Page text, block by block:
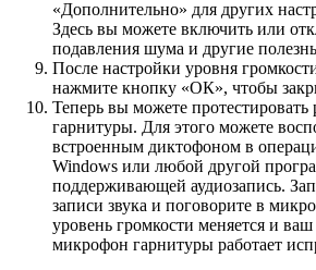
«Дополнительно» для других
Здесь вы можете включить или
подавления шума и другие
После настройки уровня
нажмите кнопку «ОК», чтобы
Теперь вы можете протестировать
гарнитуры. Для этого можете
встроенным диктофоном в
Windows или любой другой
поддерживающей аудиозапись.
записи звука и поговорите в
уровень громкости меняется и
микрофон гарнитуры работает